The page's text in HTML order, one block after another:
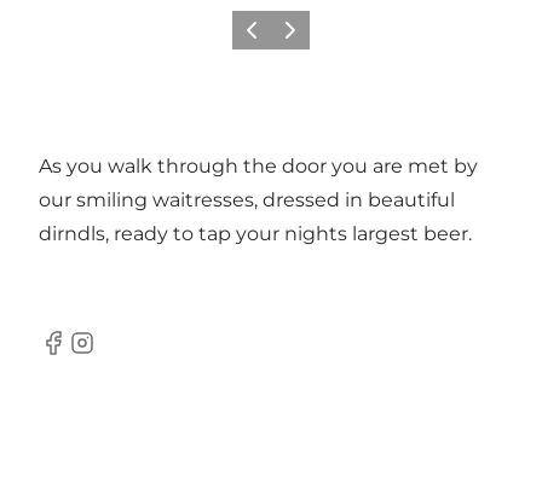
Föregående
Nästa
As you walk through the door you are met by
our smiling waitresses, dressed in beautiful
dirndls, ready to tap your nights largest beer.
facebook
instagram